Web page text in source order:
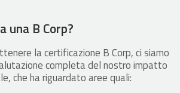
una B Corp?
la certificazione B Corp, ci siamo
completa del nostro impatto
che ha riguardato aree quali: